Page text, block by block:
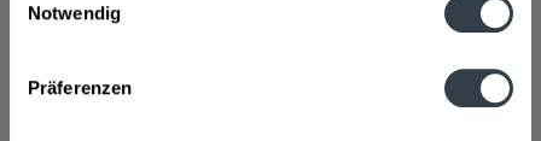
Notwendig
Präferenzen
Enthält SULFITE